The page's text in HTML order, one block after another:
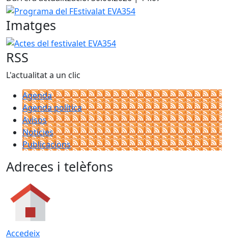
Programa del FEstivalat EVA354
Imatges
Actes del festivalet EVA354
RSS
L'actualitat a un clic
Agenda
Agenda política
Avisos
Notícies
Publicacions
Adreces i telèfons
Accedeix